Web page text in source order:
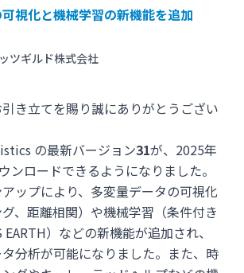
視化と機械学習の新機能を追加
ツギルド株式会社
き立てを賜り誠にありがとうござい
の最新バージョン31が、2025年
ンロードできるようになりました。
ップにより、多変量データの可視化
グ、距離相関）や機械学習（条件付き
）などの新機能が追加され、
分析が可能になりました。また、時